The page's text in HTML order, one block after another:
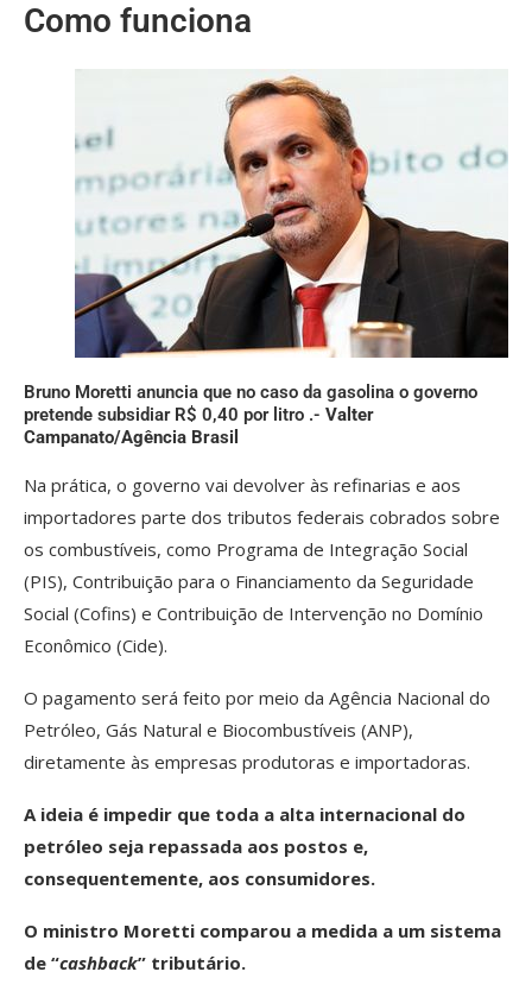
Como funciona
Bruno Moretti anuncia que no caso da gasolina o governo
pretende subsidiar R$ 0,40 por litro .- Valter
Campanato/Agência Brasil
Na prática, o governo vai devolver às refinarias e aos
importadores parte dos tributos federais cobrados sobre
os combustíveis, como Programa de Integração Social
(PIS), Contribuição para o Financiamento da Seguridade
Social (Cofins) e Contribuição de Intervenção no Domínio
Econômico (Cide).
O pagamento será feito por meio da Agência Nacional do
Petróleo, Gás Natural e Biocombustíveis (ANP),
diretamente às empresas produtoras e importadoras.
A ideia é impedir que toda a alta internacional do
petróleo seja repassada aos postos e,
consequentemente, aos consumidores.
O ministro Moretti comparou a medida a um sistema
de “cashback” tributário.